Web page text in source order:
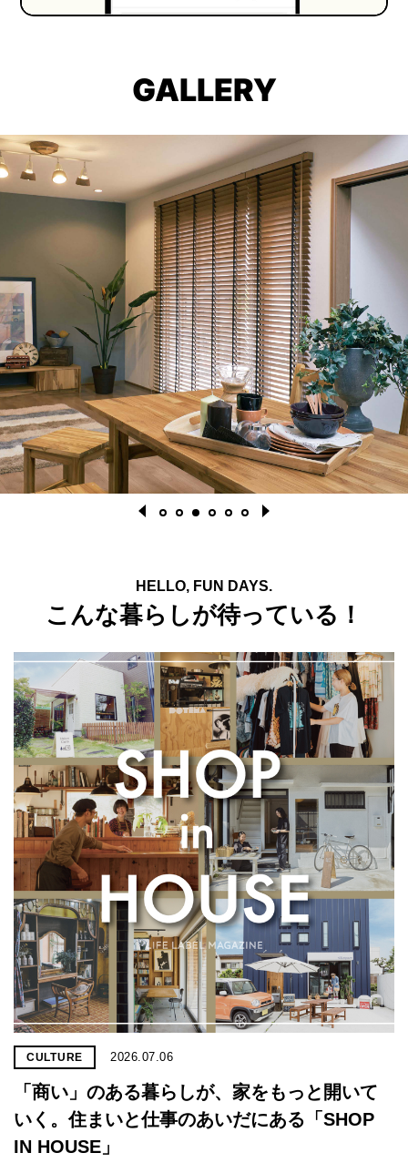
GALLERY
1 2 3 4 5 6
HELLO, FUN DAYS.
こんな暮らしが待っている！
CULTURE 2026.07.06
「商い」の​ある​暮らしが、​家を​もっと​開いて
いく。​住まいと​仕事の​あいだに​ある​「SHOP
IN HOUSE」